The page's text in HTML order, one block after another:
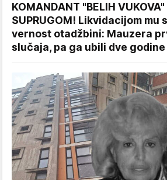
KOMANDANT "BELIH VUKOVA"
SUPRUGOM! Likvidacijom mu
vernost otadžbini: Mauzera
slučaja, pa ga ubili dve